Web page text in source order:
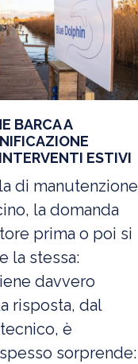
BARCA A
ESTIVI
di manutenzione
la domanda
prima o poi si
la stessa:
davvero
risposta, dal
è
sorprende: